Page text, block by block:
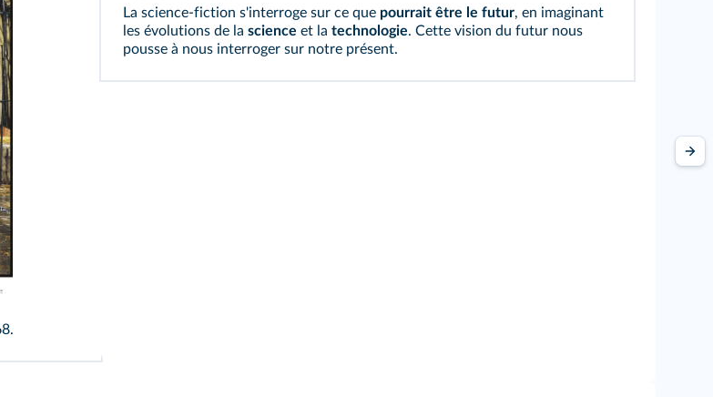
La science-fiction s'interroge sur ce que pourrait être le futur, en imaginant
les évolutions de la science et la technologie. Cette vision du futur nous
pousse à nous interroger sur notre présent.